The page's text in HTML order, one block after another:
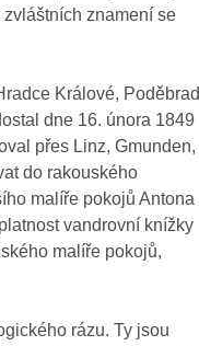
znamení se
Králové, Poděbrad
dne 16. února 1849
přes Linz, Gmunden,
do rakouského
malíře pokojů Antona
vandrovní knížky
malíře pokojů,
rázu. Ty jsou